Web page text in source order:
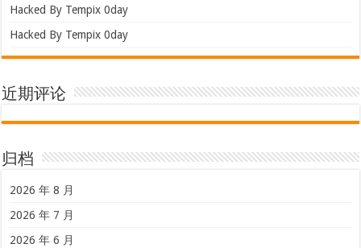
Hacked By Tempix 0day
Hacked By Tempix 0day
近期评论
归档
2026 年 8 月
2026 年 7 月
2026 年 6 月